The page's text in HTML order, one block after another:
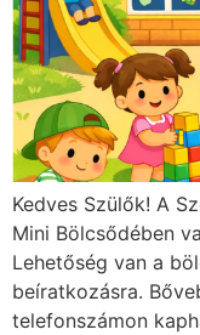
Kedves Szülők! A
Mini Bölcsődében
Lehetőség van a
beíratkozásra.